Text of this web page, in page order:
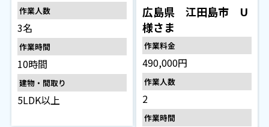
作業人数
3名
作業時間
10時間
建物・間取り
5LDK以上
広島県 江田島市 U
様さま
作業料金
490,000円
作業人数
2
作業時間